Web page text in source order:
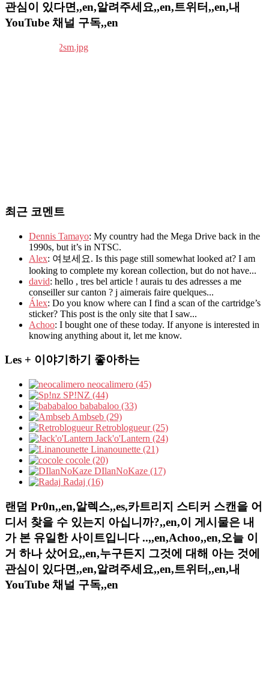
관심이 있다면,,en,알려주세요,,en,트위터,,en,내
YouTube 채널 구독,,en
최근 코멘트
Dennis Tamayo: My country had the Mega Drive back in the
1990s, but it’s in NTSC.
Alex: 여보세요. Is this page still somewhat looked at? I am
looking to complete my korean collection, but do not have...
david: hello , tres bel article ! aurais tu des adresses a me
conseiller sur canton ? j aimerais faire quelques...
Álex: Do you know where can I find a scan of the cartridge’s
sticker? This post is the only site that I saw...
Achoo: I bought one of these today. If anyone is interested in
knowing anything about it, let me know.
Les + 이야기하기 좋아하는
neocalimero (45)
SP!NZ (44)
bababaloo (33)
Ambseb (29)
Retroblogueur (25)
Jack'o'Lantern (24)
Linanounette (21)
cocole (20)
DIlanNoKaze (17)
Radaj (16)
랜덤 Pr0n,,en,알렉스,,es,카트리지 스티커 스캔을 어
디서 찾을 수 있는지 아십니까?,,en,이 게시물은 내
가 본 유일한 사이트입니다 ..,,en,Achoo,,en,오늘 이
거 하나 샀어요,,en,누구든지 그것에 대해 아는 것에
관심이 있다면,,en,알려주세요,,en,트위터,,en,내
YouTube 채널 구독,,en